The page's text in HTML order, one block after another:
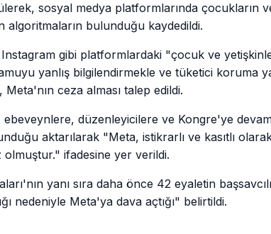
sosyal medya platformlarında çocukların
algoritmaların bulunduğu kaydedildi.
gibi platformlardaki "çocuk ve
yanlış bilgilendirmekle ve tüketici koruma
Meta'nın ceza alması talep edildi.
ebeveynlere, düzenleyicilere ve Kongre'ye
aktarılarak "Meta, istikrarlı ve kasıtlı olarak
olmuştur." ifadesine yer verildi.
yanı sıra daha önce 42 eyaletin
nedeniyle Meta'ya dava açtığı" belirtildi.